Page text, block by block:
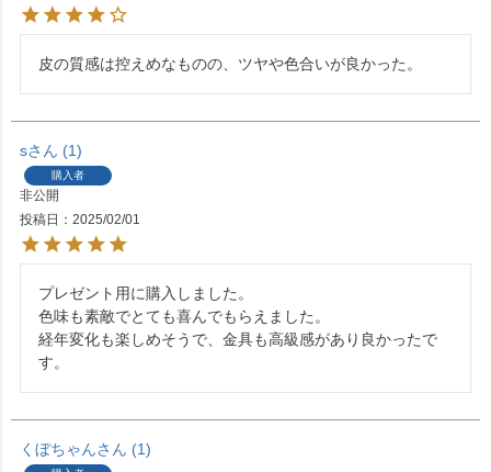
皮の質感は控えめなものの、ツヤや色合いが良かった。
s 1
購入者
非公開
投稿日
2025/02/01
プレゼント用に購入しました。
色味も素敵でとても喜んでもらえました。
経年変化も楽しめそうで、金具も高級感があり良かったで
す。
くぼちゃん 1